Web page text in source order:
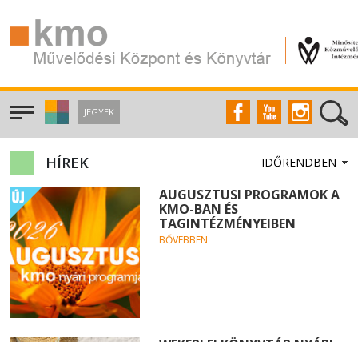
JEGYEK
HÍREK
AUGUSZTUSI PROGRAMOK A
KMO-BAN ÉS
TAGINTÉZMÉNYEIBEN
BŐVEBBEN